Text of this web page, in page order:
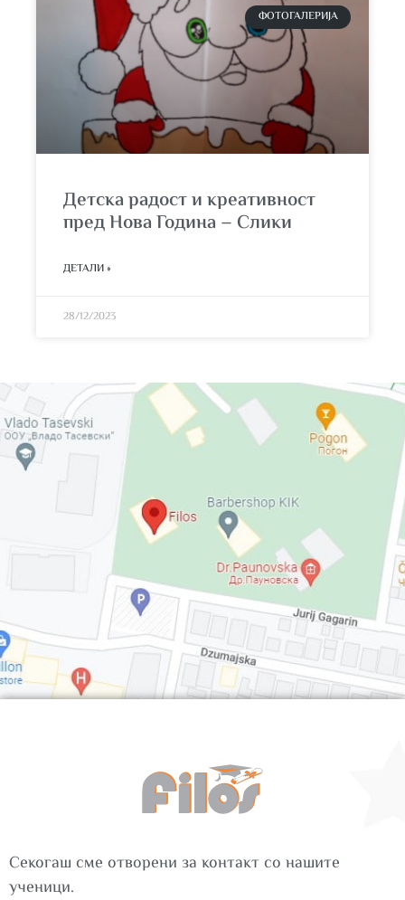
ФОТОГАЛЕРИЈА
Детска радост и креативност
пред Нова Година – Слики
ДЕТАЛИ »
28/12/2023
Секогаш сме отворени за контакт со нашите
ученици.